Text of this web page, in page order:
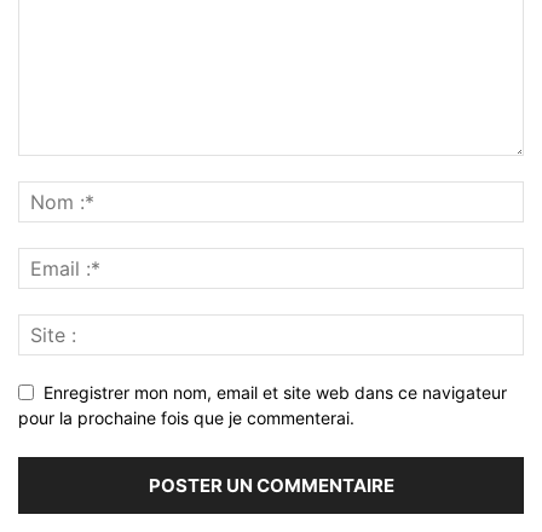
Enregistrer mon nom, email et site web dans ce navigateur
pour la prochaine fois que je commenterai.